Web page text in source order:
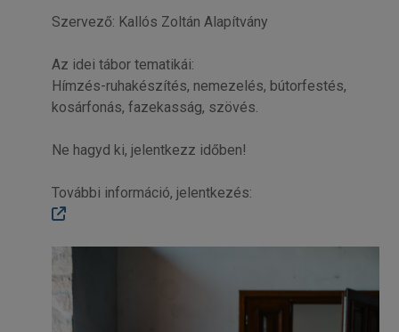
Szervező: Kallós Zoltán Alapítvány
Az idei tábor tematikái:
Hímzés-ruhakészítés, nemezelés, bútorfestés,
kosárfonás, fazekasság, szövés.
Ne hagyd ki, jelentkezz időben!
További információ, jelentkezés: